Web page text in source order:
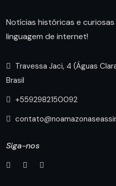
Notícias históricas e
linguagem de internet!
Travessa Jaci, 4 (Águas
Brasil
+5592982150092
Siga-nos